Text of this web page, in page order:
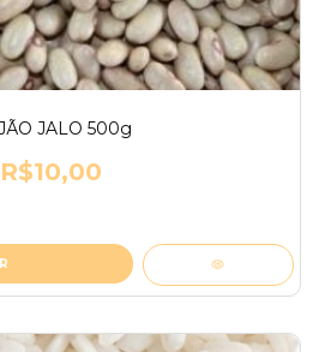
JALO 500g
R$10,00